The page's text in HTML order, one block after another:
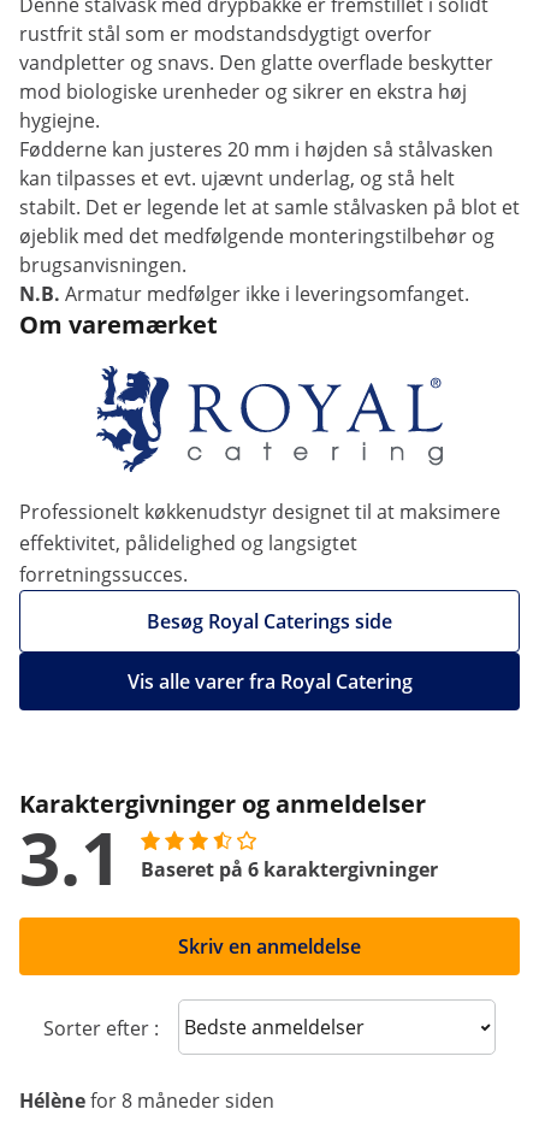
rustfrit stål som er modstandsdygtigt overfor
vandpletter og snavs. Den glatte overflade beskytter
mod biologiske urenheder og sikrer en ekstra høj
hygiejne.
Fødderne kan justeres 20 mm i højden så stålvasken
kan tilpasses et evt. ujævnt underlag, og stå helt
stabilt. Det er legende let at samle stålvasken på blot et
øjeblik med det medfølgende monteringstilbehør og
brugsanvisningen.
N.B. Armatur medfølger ikke i leveringsomfanget.
Om varemærket
Professionelt køkkenudstyr designet til at maksimere
effektivitet, pålidelighed og langsigtet
forretningssucces.
Besøg Royal Caterings side
Vis alle varer fra Royal Catering
Karaktergivninger og anmeldelser
3.1 Baseret på 6 karaktergivninger
Skriv en anmeldelse
Sorter efter : Sort reviews
Hélènefor 8 måneder siden